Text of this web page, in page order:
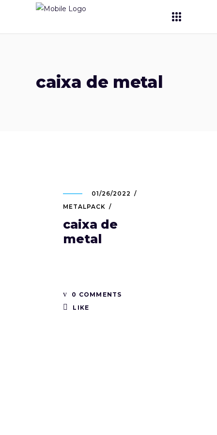
caixa de metal
01/26/2022
METALPACK
caixa de
metal
0 COMMENTS
LIKE